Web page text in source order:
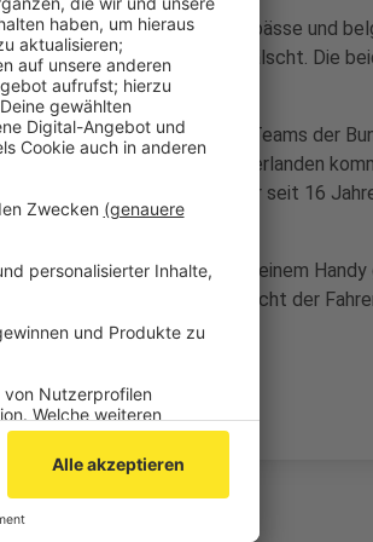
marokkanische Reisepässe und
waren jedoch gefälscht. Die
in Bochum weitergeleitet.
Streife des gemeinsamen Teams der
ein aus den Niederlanden
ein 39-jähriger Autofahrer, der seit 16
eines Führerscheins auf seinem
auf dem Führerschein nicht der